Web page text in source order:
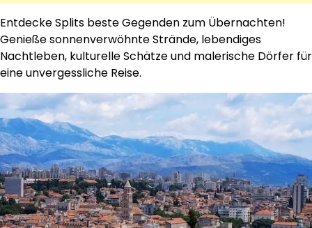
Entdecke Splits beste Gegenden zum Übernachten!
Genieße sonnenverwöhnte Strände, lebendiges
Nachtleben, kulturelle Schätze und malerische Dörfer für
eine unvergessliche Reise.